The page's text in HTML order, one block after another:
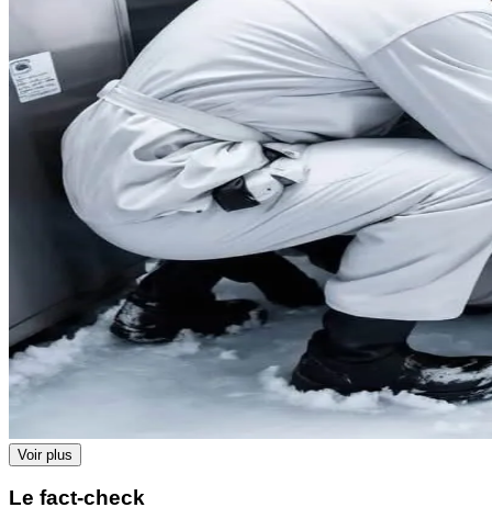
Voir plus
Le fact-check